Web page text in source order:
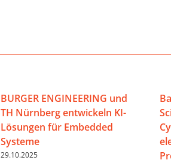
BURGER ENGINEERING und
TH Nürnberg entwickeln KI-
Lösungen für Embedded
Systeme
29.10.2025